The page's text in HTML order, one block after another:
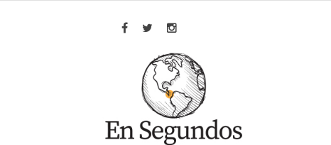
Facebook
TwitterInstagram